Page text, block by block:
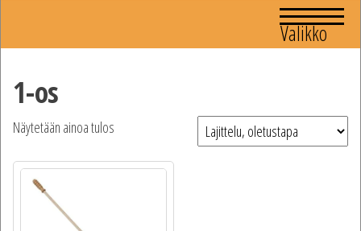
Valikko
1-os
Näytetään ainoa tulos